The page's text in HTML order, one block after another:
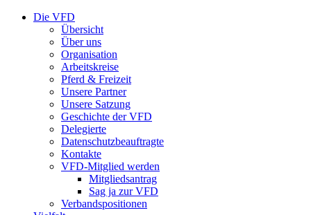
Die VFD
Übersicht
Über uns
Organisation
Arbeitskreise
Pferd & Freizeit
Unsere Partner
Unsere Satzung
Geschichte der VFD
Delegierte
Datenschutzbeauftragte
Kontakte
VFD-Mitglied werden
Mitgliedsantrag
Sag ja zur VFD
Verbandspositionen